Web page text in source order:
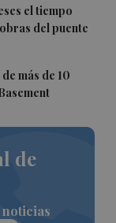
el tiempo
del puente
más de 10
de
noticias